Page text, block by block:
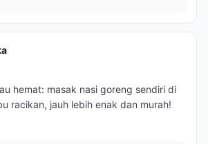
hemat: masak nasi goreng sendiri di
racikan, jauh lebih enak dan murah!